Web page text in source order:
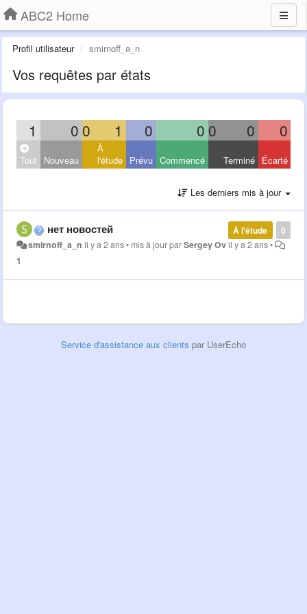
ABC2 Home
Profil utilisateur smirnoff_a_n
Vos requêtes par états
1 0 0 1 0 0 0 0 0
Tout Nouveau
À
l'étude Prévu Commencé Terminé Écarté
Les derniers mis à jour
0
À l'étude
нет новостей
smirnoff_a_n il y a 2 ans• mis à jour parSergey Ovil y a 2 ans•
1
Service d'assistance aux clients par UserEcho